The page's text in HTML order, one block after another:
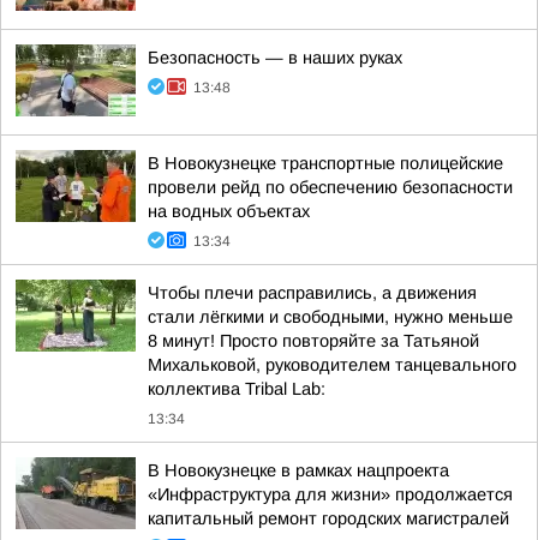
Безопасность — в наших руках
13:48
В Новокузнецке транспортные полицейские
провели рейд по обеспечению безопасности
на водных объектах
13:34
Чтобы плечи расправились, а движения
стали лёгкими и свободными, нужно меньше
8 минут! Просто повторяйте за Татьяной
Михальковой, руководителем танцевального
коллектива Tribal Lab:
13:34
В Новокузнецке в рамках нацпроекта
«Инфраструктура для жизни» продолжается
капитальный ремонт городских магистралей